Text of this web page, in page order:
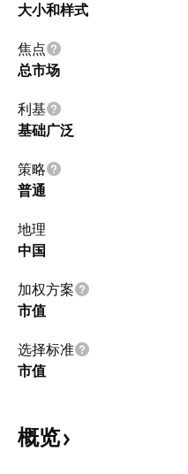
大小和样式
焦点
总市场
利基
基础广泛
策略
普通
地理
中国
加权方案
市值
选择标准
市值
概览